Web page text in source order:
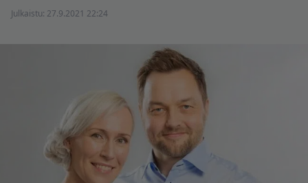
Julkaistu: 27.9.2021 22:24